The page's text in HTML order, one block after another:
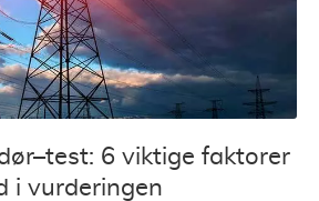
6 viktige faktorer
i vurderingen